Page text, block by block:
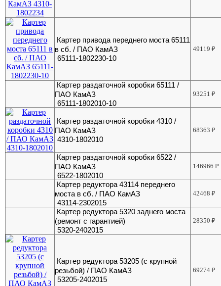
Картер привода переднего моста 65111
в сб. / ПАО КамАЗ
65111-1802230-10
49119₽
Картер раздаточной коробки 65111 /
ПАО КамАЗ
65111-1802010-10
93251₽
Картер раздаточной коробки 4310 /
ПАО КамАЗ
4310-1802010
68363₽
Картер раздаточной коробки 6522 /
ПАО КамАЗ
6522-1802010
146966₽
Картер редуктора 43114 переднего
моста в сб. / ПАО КамАЗ
43114-2302015
42468₽
Картер редуктора 5320 заднего моста
(ремонт с гарантией)
5320-2402015
28350₽
Картер редуктора 53205 (с крупной
резьбой) / ПАО КамАЗ
53205-2402015
69274₽